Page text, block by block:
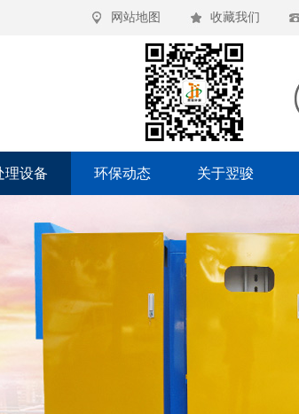
网站地图 收藏我们
理设备 环保动态 关于翌骏